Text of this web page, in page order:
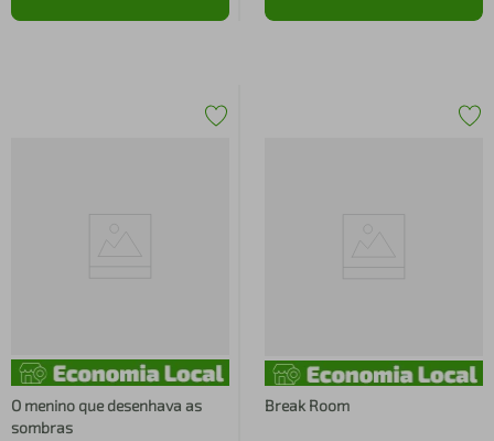
O menino que desenhava as
sombras
Break Room